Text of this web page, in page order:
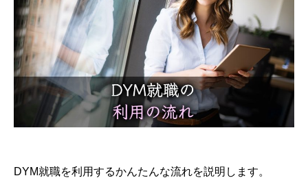
DYM就職を利用するかんたんな流れを説明します。